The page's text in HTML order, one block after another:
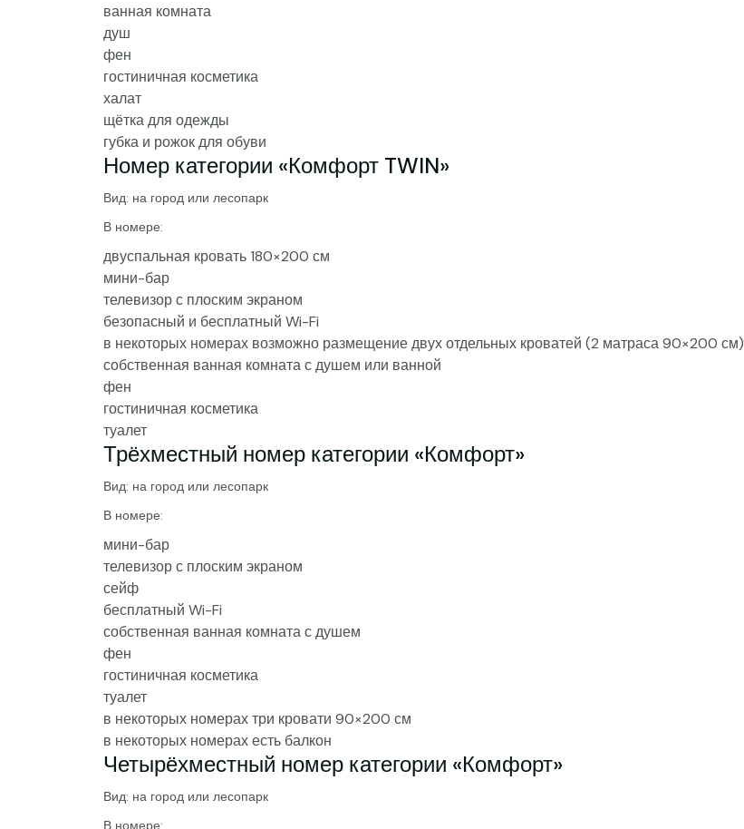
ванная комната
душ
фен
гостиничная косметика
халат
щётка для одежды
губка и рожок для обуви
Номер категории «Комфорт TWIN»
Вид: на город или лесопарк
В номере:
двуспальная кровать 180×200 см
мини-бар
телевизор с плоским экраном
безопасный и бесплатный Wi-Fi
в некоторых номерах возможно размещение двух отдельных кроватей (2 матраса 90×200 см)
собственная ванная комната с душем или ванной
фен
гостиничная косметика
туалет
Трёхместный номер категории «Комфорт»
Вид: на город или лесопарк
В номере:
мини-бар
телевизор с плоским экраном
сейф
бесплатный Wi-Fi
собственная ванная комната с душем
фен
гостиничная косметика
туалет
в некоторых номерах три кровати 90×200 см
в некоторых номерах есть балкон
Четырёхместный номер категории «Комфорт»
Вид: на город или лесопарк
В номере: